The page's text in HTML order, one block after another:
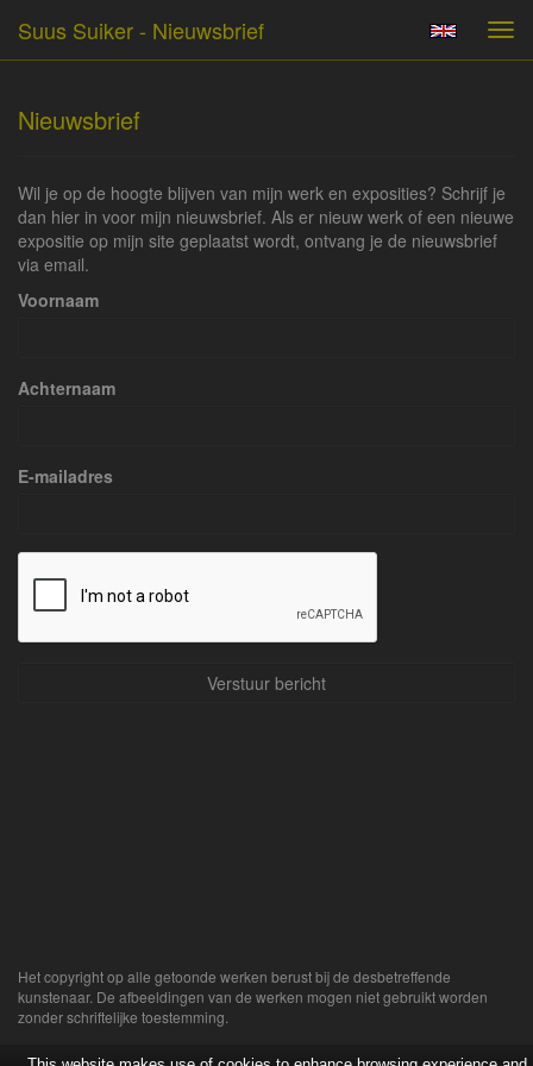
Suus Suiker - Nieuwsbrief
Nieuwsbrief
Wil je op de hoogte blijven van mijn werk en exposities? Schrijf je
dan hier in voor mijn nieuwsbrief. Als er nieuw werk of een nieuwe
expositie op mijn site geplaatst wordt, ontvang je de nieuwsbrief
via email.
Voornaam
Achternaam
E-mailadres
Het copyright op alle getoonde werken berust bij de desbetreffende
kunstenaar. De afbeeldingen van de werken mogen niet gebruikt worden
zonder schriftelijke toestemming.